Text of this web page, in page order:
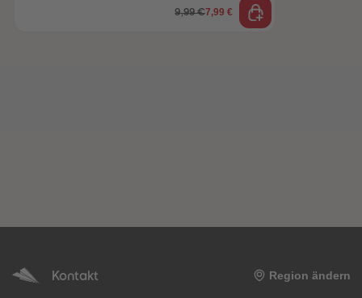
9,99 €7,99 €
Kontakt Region ändern